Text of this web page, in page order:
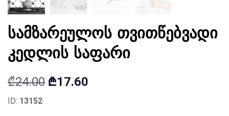
სამზარეულოს თვითწებვადი
კედლის საფარი
₾24.00 Original
₾17.60
ID: 13152